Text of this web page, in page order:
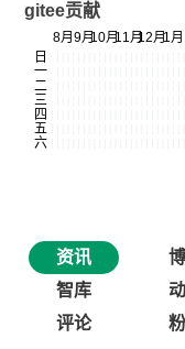
gitee贡献
资讯
智库
评论